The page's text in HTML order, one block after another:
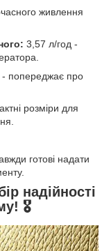
живлення
3,57 л/год -
- попереджає про
розміри для
готові надати
надійності
🎖️